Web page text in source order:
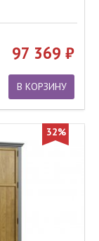
97 369
В КОРЗИНУ
32%